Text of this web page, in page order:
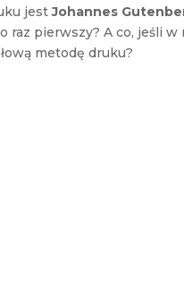
jestJohannes
pierwszy? A co, jeśli
metodę druku?